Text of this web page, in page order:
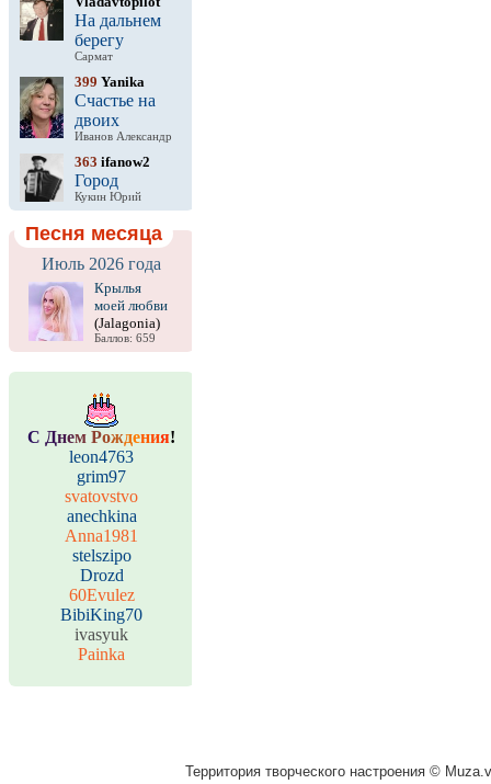
На дальнем
берегу
Сармат
399 Yanika
Счастье на
двоих
Иванов Александр
363 ifanow2
Город
Кукин Юрий
Песня месяца
Июль 2026 года
Крылья
моей любви
(Jalagonia)
Баллов: 659
С Днем Рождения!
leon4763
grim97
svatovstvo
anechkina
Anna1981
stelszipo
Drozd
60Evulez
BibiKing70
ivasyuk
Painka
Территория творческого настроения ©